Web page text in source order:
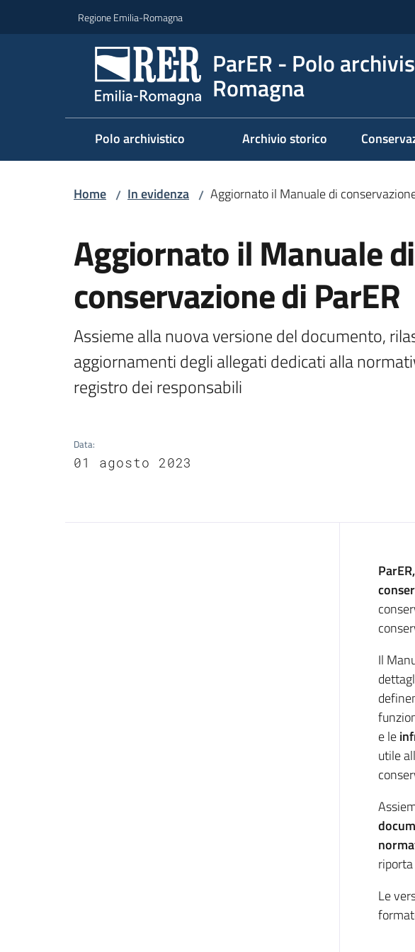
Regione Emilia-Romagna
ParER - Polo
Romagna
Polo archivistico Archivio storico
Home / In evidenza / Aggiornato il Manuale di
Aggiornato il Manuale di
conservazione di ParER
Assieme alla nuova versione del documento,
aggiornamenti degli allegati dedicati alla
registro dei responsabili
Data:
01 agosto 2023
Il
e le
utile
Le